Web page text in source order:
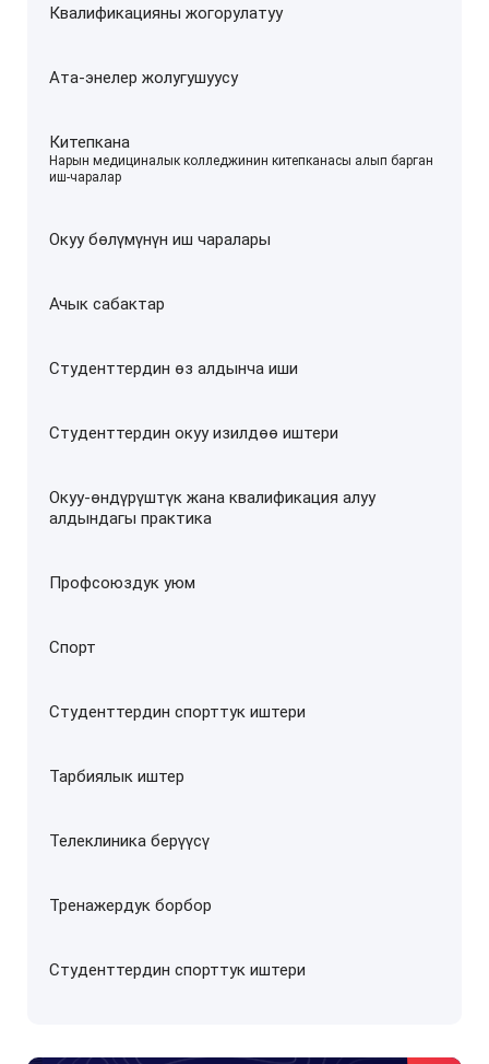
Квалификацияны жогорулатуу
Ата-энелер жолугушуусу
Китепкана
–
Нарын медициналык колледжинин китепканасы алып барган
иш-чаралар
Окуу бөлүмүнүн иш чаралары
Ачык сабактар
Студенттердин өз алдынча иши
Студенттердин окуу изилдөө иштери
Окуу-өндүрүштүк жана квалификация алуу
алдындагы практика
Профсоюздук уюм
Спорт
Студенттердин спорттук иштери
Тарбиялык иштер
Телеклиника берүүсү
Тренажердук борбор
Студенттердин спорттук иштери